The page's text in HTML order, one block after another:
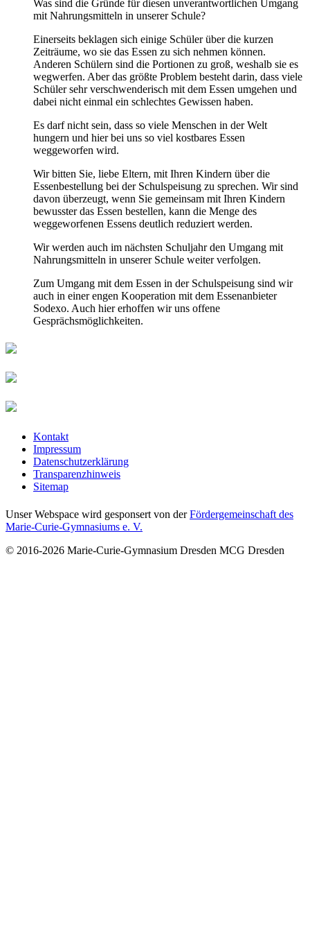
Was sind die Gründe für diesen unverantwortlichen Umgang
mit Nahrungsmitteln in unserer Schule?
Einerseits beklagen sich einige Schüler über die kurzen
Zeiträume, wo sie das Essen zu sich nehmen können.
Anderen Schülern sind die Portionen zu groß, weshalb sie es
wegwerfen. Aber das größte Problem besteht darin, dass viele
Schüler sehr verschwenderisch mit dem Essen umgehen und
dabei nicht einmal ein schlechtes Gewissen haben.
Es darf nicht sein, dass so viele Menschen in der Welt
hungern und hier bei uns so viel kostbares Essen
weggeworfen wird.
Wir bitten Sie, liebe Eltern, mit Ihren Kindern über die
Essenbestellung bei der Schulspeisung zu sprechen. Wir sind
davon überzeugt, wenn Sie gemeinsam mit Ihren Kindern
bewusster das Essen bestellen, kann die Menge des
weggeworfenen Essens deutlich reduziert werden.
Wir werden auch im nächsten Schuljahr den Umgang mit
Nahrungsmitteln in unserer Schule weiter verfolgen.
Zum Umgang mit dem Essen in der Schulspeisung sind wir
auch in einer engen Kooperation mit dem Essenanbieter
Sodexo. Auch hier erhoffen wir uns offene
Gesprächsmöglichkeiten.
Kontakt
Impressum
Datenschutzerklärung
Transparenzhinweis
Sitemap
Unser Webspace wird gesponsert von derFördergemeinschaft des
Marie-Curie-Gymnasiums e. V.
© 2016-2026 Marie-Curie-Gymnasium Dresden MCG Dresden